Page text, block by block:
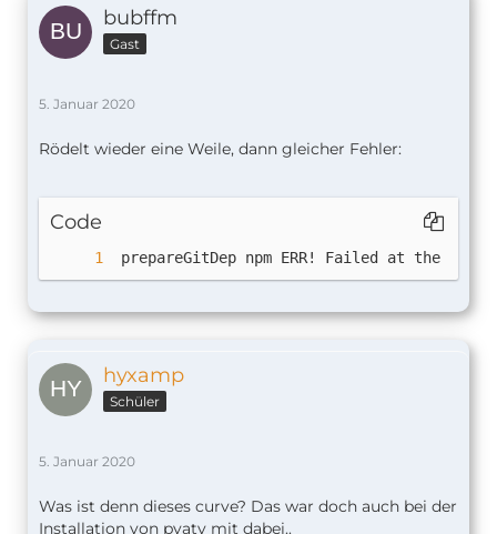
bubffm
Gast
5. Januar 2020
Rödelt wieder eine Weile, dann gleicher Fehler:
Code
prepareGitDep npm ERR! Failed at the
hyxamp
Schüler
5. Januar 2020
Was ist denn dieses curve? Das war doch auch bei der
Installation von pyatv mit dabei..